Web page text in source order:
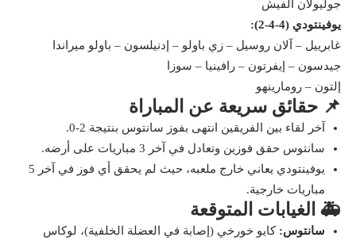
جوليولان ألفيش
يوفينتودي (4-4-2):
غابرييل – آلان روسيل – زي باولو – إدنيلسون – باولو ميراندا
جيدسون – إيفرتون – رافينيا – سوزا
إلتون – رومارينهو
📌 حقائق سريعة عن المباراة
آخر لقاء بين الفريقين انتهى بفوز سانتوس بنتيجة 2-0.
سانتوس حقق فوزين وتعادل في آخر 3 مباريات على أرضه.
يوفينتودي يعاني خارج ملعبه، حيث لم يحقق أي فوز في آخر 5
مباريات خارجية.
🚑 الغيابات المتوقعة
سانتوس: كايو خورخي (إصابة في العضلة الخلفية)، لوكاس